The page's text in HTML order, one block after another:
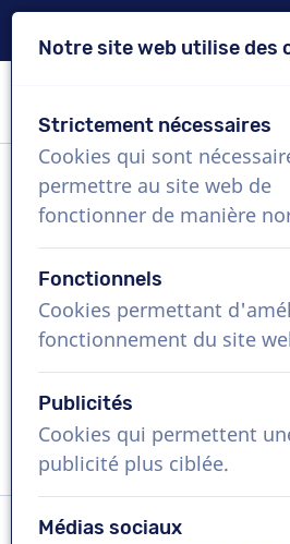
VoiceProductions
Suzie
Femme,
US$ 369,95
Vidéo d'entreprise , 1 - 250 mots
Demandez une démo gratuite
Notre site web utilise des
Strictement nécessaires
Cookies qui sont
permettre au site web de
fonctionner de manière
Fonctionnels
Cookies permettant
fonctionnement du site
Publicités
Cookies qui permettent
publicité plus ciblée.
Médias sociaux